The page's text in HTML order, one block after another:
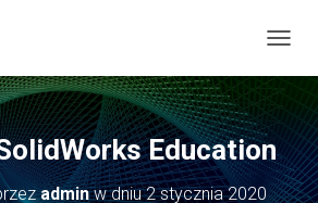
R
Ą
C
Z
Education
adminw dniu2 stycznia 2020